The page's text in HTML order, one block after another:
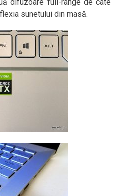
difuzoare full-range de câte
sunetului din masă.